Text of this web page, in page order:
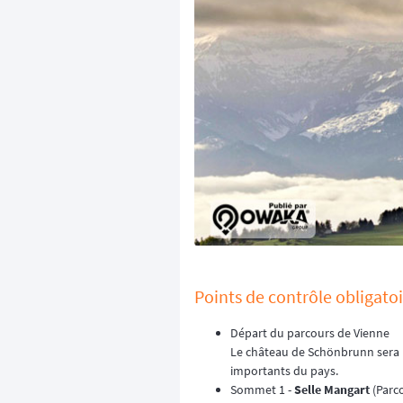
Points de contrôle
Départ du parcours de Vienne
Le château de Schönbrunn
importants du pays.
Sommet 1 -Selle Mangart